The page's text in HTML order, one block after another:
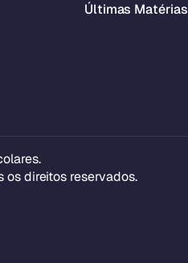
Últimas Matérias
os direitos reservados.